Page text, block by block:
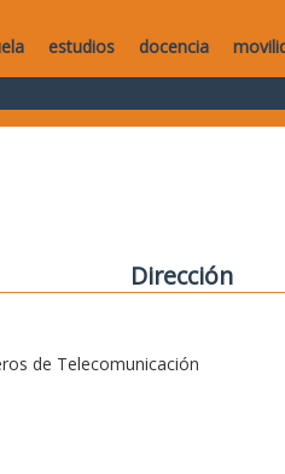
estudios docencia
Dirección
de Telecomunicación